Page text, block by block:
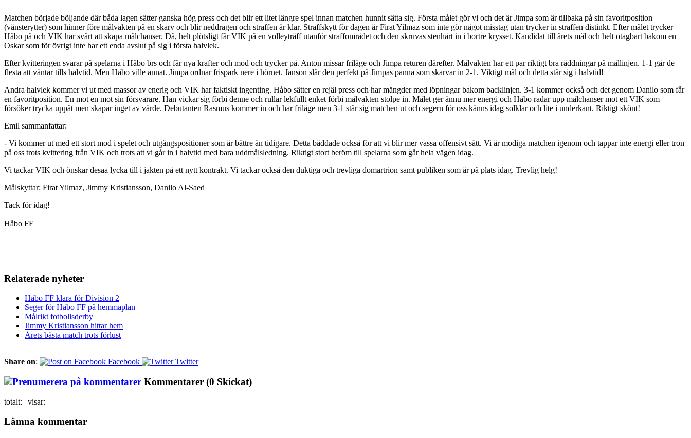
Matchen började böljande där båda lagen sätter ganska hög press och det blir ett litet längre spel innan matchen hunnit sätta sig. Första målet gör vi och det är Jimpa som är tillbaka på sin favoritposition
(vänsterytter) som hinner före målvakten på en skarv och blir neddragen och straffen är klar. Straffskytt för dagen är Firat Yilmaz som inte gör något misstag utan trycker in straffen distinkt. Efter målet trycker
Håbo på och VIK har svårt att skapa målchanser. Då, helt plötsligt får VIK på en volleyträff utanför straffområdet och den skruvas stenhårt in i bortre krysset. Kandidat till årets mål och helt otagbart bakom en
Oskar som för övrigt inte har ett enda avslut på sig i första halvlek.
Efter kvitteringen svarar på spelarna i Håbo brs och får nya krafter och mod och trycker på. Anton missar friläge och Jimpa returen därefter. Målvakten har ett par riktigt bra räddningar på mållinjen. 1-1 går de
flesta att väntar tills halvtid. Men Håbo ville annat. Jimpa ordnar frispark nere i hörnet. Janson slår den perfekt på Jimpas panna som skarvar in 2-1. Viktigt mål och detta står sig i halvtid!
Andra halvlek kommer vi ut med massor av enerig och VIK har faktiskt ingenting. Håbo sätter en rejäl press och har mängder med löpningar bakom backlinjen. 3-1 kommer också och det genom Danilo som får
en favoritposition. En mot en mot sin försvarare. Han vickar sig förbi denne och rullar lekfullt enket förbi målvakten stolpe in. Målet ger ännu mer energi och Håbo radar upp målchanser mot ett VIK som
försöker trycka uppåt men skapar inget av värde. Debutanten Rasmus kommer in och har friläge men 3-1 står sig matchen ut och segern för oss känns idag solklar och lite i underkant. Riktigt skönt!
Emil sammanfattar:
- Vi kommer ut med ett stort mod i spelet och utgångspositioner som är bättre än tidigare. Detta bäddade också för att vi blir mer vassa offensivt sätt. Vi är modiga matchen igenom och tappar inte energi eller tron
på oss trots kvittering från VIK och trots att vi går in i halvtid med bara uddmålsledning. Riktigt stort beröm till spelarna som går hela vägen idag.
Vi tackar VIK och önskar desaa lycka till i jakten på ett nytt kontrakt. Vi tackar också den duktiga och trevliga domartrion samt publiken som är på plats idag. Trevlig helg!
Målskyttar: Firat Yilmaz, Jimmy Kristiansson, Danilo Al-Saed
Tack för idag!
Håbo FF
Relaterade nyheter
Håbo FF klara för Division 2
Seger för Håbo FF på hemmaplan
Målrikt fotbollsderby
Jimmy Kristiansson hittar hem
Årets bästa match trots förlust
Share on: Facebook Twitter
Kommentarer (0 Skickat)
totalt: | visar:
Lämna kommentar